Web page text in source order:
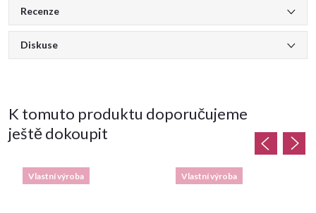
Recenze
Diskuse
K tomuto produktu doporučujeme
ještě dokoupit
Vlastní výroba Vlastní výroba